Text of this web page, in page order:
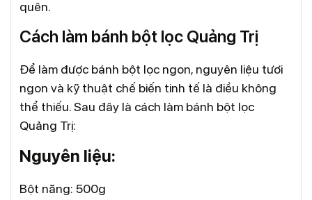
quên.
Cách làm bánh bột lọc Quảng Trị
Để làm được bánh bột lọc ngon, nguyên liệu tươi
ngon và kỹ thuật chế biến tinh tế là điều không
thể thiếu. Sau đây là cách làm bánh bột lọc
Quảng Trị:
Nguyên liệu:
Bột năng: 500g